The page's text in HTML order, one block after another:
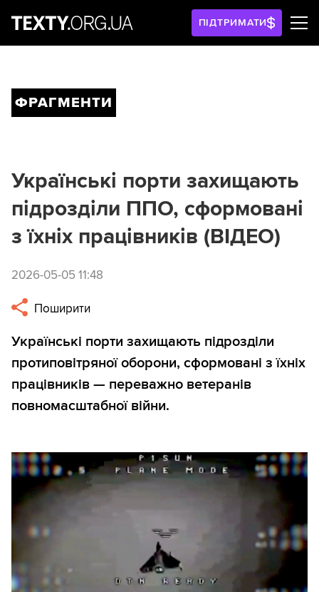
ПІДТРИМАТИ
ФРАГМЕНТИ
Українські порти захищають
підрозділи ППО, сформовані
з їхніх працівників (ВІДЕО)
2026-05-05 11:48
Поширити
Українські порти захищають підрозділи
протиповітряної оборони, сформовані з їхніх
працівників — переважно ветеранів
повномасштабної війни.